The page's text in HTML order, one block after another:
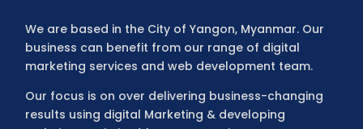
We are based in the City of Yangon, Myanmar. Our
business can benefit from our range of digital
marketing services and web development team.
Our focus is on over delivering business-changing
results using digital Marketing & developing